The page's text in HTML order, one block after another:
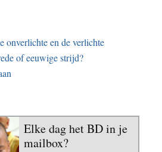
onverlichte en de verlichte
of eeuwige strijd?
Elke dag het BD in je
mailbox?